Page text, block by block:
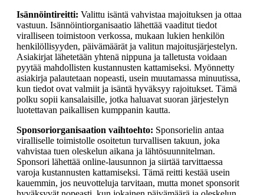
Isännöintireitti: Valittu isäntä vahvistaa majoituksen ja ottaa
vastuun. Isännöintiorganisaatio lähettää vaaditut tiedot
viralliseen toimistoon verkossa, mukaan lukien henkilön
henkilöllisyyden, päivämäärät ja valitun majoitusjärjestelyn.
Asiakirjat lähetetään yhtenä nippuna ja talletusta voidaan
pyytää mahdollisten kustannusten kattamiseksi. Myönnetty
asiakirja palautetaan nopeasti, usein muutamassa minuutissa,
kun tiedot ovat valmiit ja isäntä hyväksyy rajoitukset. Tämä
polku sopii kansalaisille, jotka haluavat suoran järjestelyn
luotettavan paikallisen kumppanin kautta.
Sponsoriorganisaation vaihtoehto: Sponsorielin antaa
viralliselle toimistolle osoitetun turvallisen takuun, joka
vahvistaa tuen oleskelun aikana ja lähtösuunnitelman.
Sponsori lähettää online-lausunnon ja siirtää tarvittaessa
varoja kustannusten kattamiseksi. Tämä reitti kestää usein
kauemmin, jos neuvotteluja tarvitaan, mutta monet sponsorit